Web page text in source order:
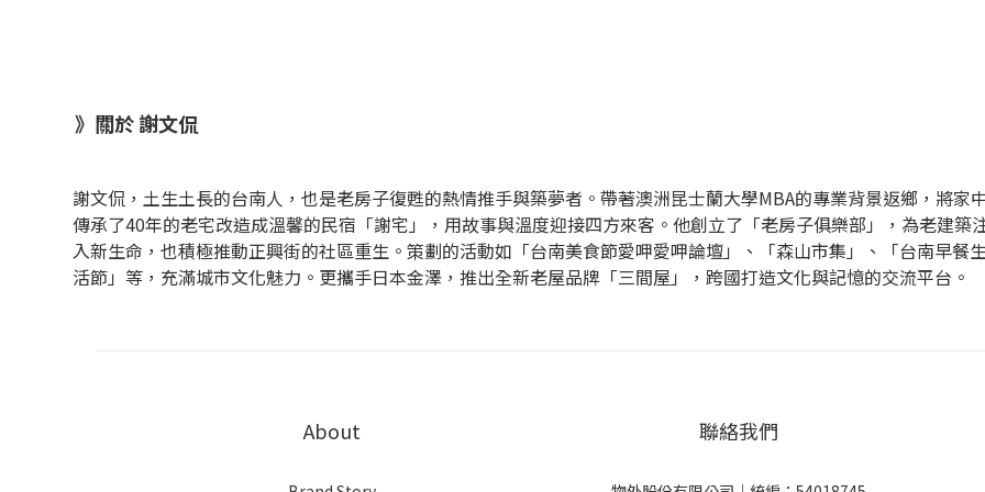
》關於 謝文侃
謝文侃，土生土長的台南人，也是老房子復甦的熱情推手與築夢者。帶著澳洲昆士蘭大學MBA的專業背景返鄉，將家
傳承了40年的老宅改造成溫馨的民宿「謝宅」，用故事與溫度迎接四方來客。他創立了「老房子俱樂部」，為老建築
入新生命，也積極推動正興街的社區重生。策劃的活動如「台南美食節愛呷愛呷論壇」、「森山市集」、「台南早餐
活節」等，充滿城市文化魅力。更攜手日本金澤，推出全新老屋品牌「三間屋」，跨國打造文化與記憶的交流平台。
About 聯絡我們